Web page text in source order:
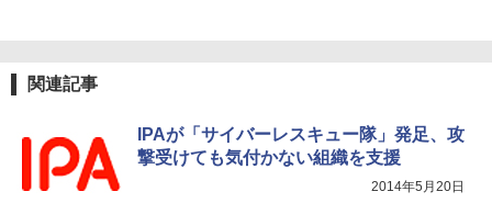
関連記事
IPAが「サイバーレスキュー隊」発足、攻
撃受けても気付かない組織を支援
2014年5月20日